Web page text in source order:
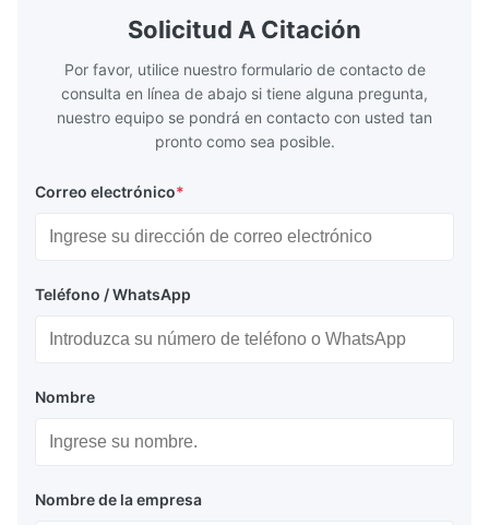
the basic component of boiler water
circulation loop.Because of both cooling
Solicitud A Citación
Por favor, utilice nuestro formulario de contacto de
consulta en línea de abajo si tiene alguna pregunta,
nuestro equipo se pondrá en contacto con usted tan
pronto como sea posible.
Correo electrónico*
Teléfono / WhatsApp
Nombre
Nombre de la empresa